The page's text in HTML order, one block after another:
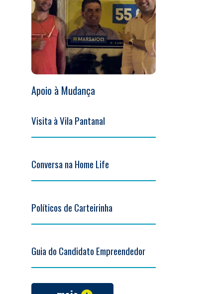
Apoio à Mudança
Visita à Vila Pantanal
Conversa na Home Life
Políticos de Carteirinha
Guia do Candidato Empreendedor